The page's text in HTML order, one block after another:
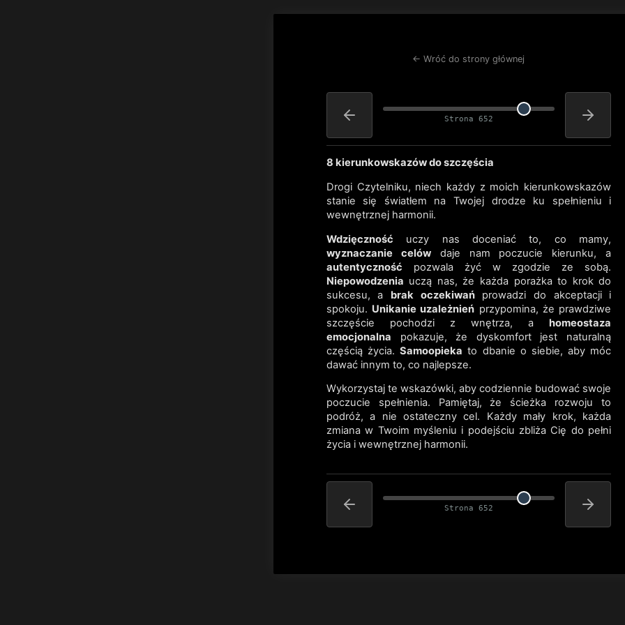
← Wróć do strony głównej
Strona 652
8 kierunkowskazów do szczęścia
Drogi Czytelniku, niech każdy z moich kierunkowskazów
stanie się światłem na Twojej drodze ku spełnieniu i
wewnętrznej harmonii.
Wdzięczność uczy nas doceniać to, co mamy,
wyznaczanie celówdaje nam poczucie kierunku, a
autentyczność pozwala żyć w zgodzie ze sobą.
Niepowodzenia uczą nas, że każda porażka to krok do
sukcesu, a brak oczekiwańprowadzi do akceptacji i
spokoju. Unikanie uzależnień przypomina, że prawdziwe
szczęście pochodzi z wnętrza, ahomeostaza
emocjonalna pokazuje, że dyskomfort jest naturalną
częścią życia.Samoopieka to dbanie o siebie, aby móc
dawać innym to, co najlepsze.
Wykorzystaj te wskazówki, aby codziennie budować swoje
poczucie spełnienia. Pamiętaj, że ścieżka rozwoju to
podróż, a nie ostateczny cel. Każdy mały krok, każda
zmiana w Twoim myśleniu i podejściu zbliża Cię do pełni
życia i wewnętrznej harmonii.
Strona 652